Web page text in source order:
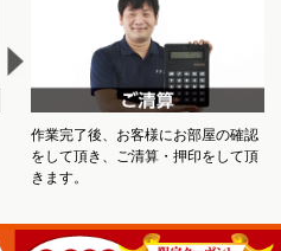
作業完了後、お客様にお部屋の確認
をして頂き、ご清算・押印をして頂
きます。